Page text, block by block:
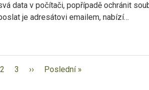
data v počítači, popřípadě ochránit
je adresátovi emailem, nabízí…
2 3 ›› Poslední »